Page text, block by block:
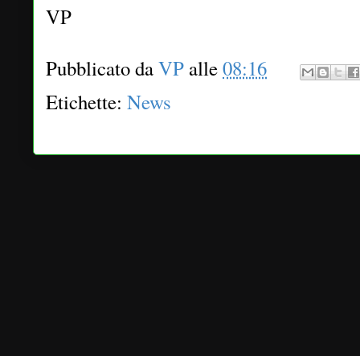
VP
Pubblicato daVP alle08:16
Etichette: News